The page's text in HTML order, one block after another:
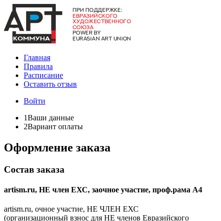
Главная
Правила
Расписание
Оставить отзыв
Войти
1Ваши данные
2Вариант оплаты
Оформление заказа
Состав заказа
artism.ru, НЕ член ЕХС, заочное участие, проф.рама А4
artism.ru, очное участие, НЕ ЧЛЕН ЕХС
(организационный взнос для НЕ членов Евразийского